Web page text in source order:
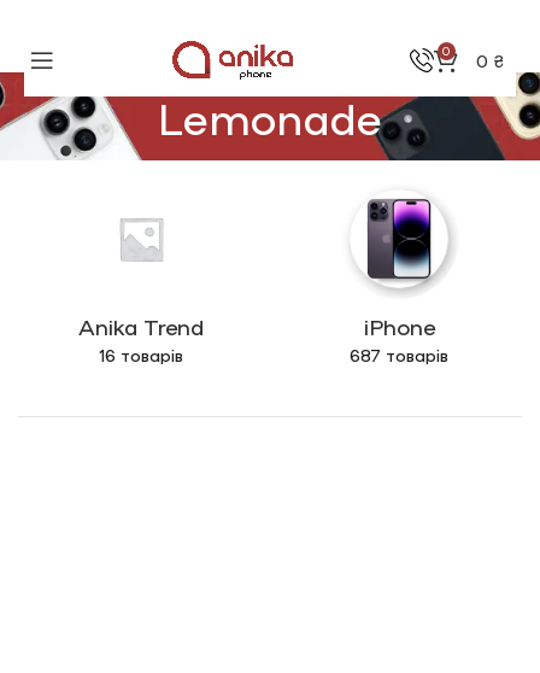
0 0 ₴
Lemonade
Anika Trend
16 товарів
iPhone
687 товарів